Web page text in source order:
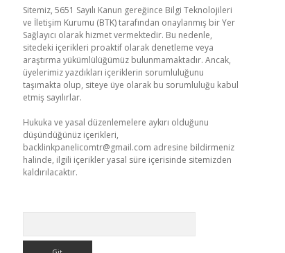
Sitemiz, 5651 Sayılı Kanun gereğince Bilgi Teknolojileri
ve İletişim Kurumu (BTK) tarafından onaylanmış bir Yer
Sağlayıcı olarak hizmet vermektedir. Bu nedenle,
sitedeki içerikleri proaktif olarak denetleme veya
araştırma yükümlülüğümüz bulunmamaktadır. Ancak,
üyelerimiz yazdıkları içeriklerin sorumluluğunu
taşımakta olup, siteye üye olarak bu sorumluluğu kabul
etmiş sayılırlar.
Hukuka ve yasal düzenlemelere aykırı olduğunu
düşündüğünüz içerikleri,
backlinkpanelicomtr@gmail.com adresine bildirmeniz
halinde, ilgili içerikler yasal süre içerisinde sitemizden
kaldırılacaktır.